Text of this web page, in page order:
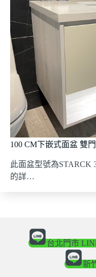
100 CM下嵌式面盆 雙
此面盆型號為STARCK
的詳…
台北門市
新